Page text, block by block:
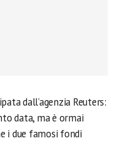
dall’agenzia Reuters:
data, ma è ormai
i due famosi fondi